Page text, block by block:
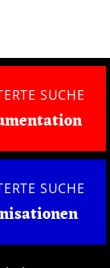
SUCHE
SUCHE